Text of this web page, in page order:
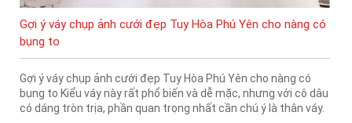
Gợi ý váy chụp ảnh cưới đẹp Tuy Hòa Phú Yên cho nàng có
bụng to
Gợi ý váy chụp ảnh cưới đẹp Tuy Hòa Phú Yên cho nàng có
bụng to Kiểu váy này rất phổ biến và dễ mặc, nhưng với cô dâu
có dáng tròn trịa, phần quan trọng nhất cần chú ý là thân váy.